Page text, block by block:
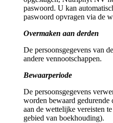
paswoord. U kan
paswoord opvragen via de
Overmaken aan derden
De persoonsgegevens van
andere vennootschappen.
Bewaarperiode
De persoonsgegevens
worden bewaard
aan de wettelijke vereisten
gebied van boekhouding).